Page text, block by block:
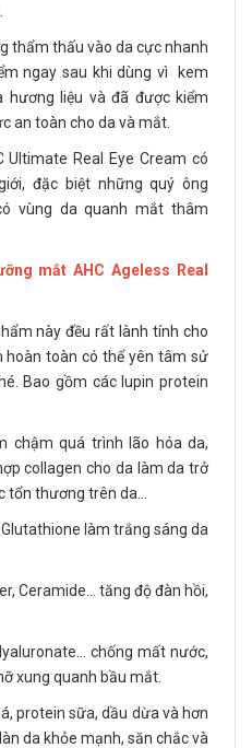
thẩm thấu vào da cực nhanh
ngay sau khi dùng vì kem
hương liệu và đã được kiểm
an toàn cho da và mắt.
Real Eye Cream có
đặc biệt những quý ông
vùng da quanh mắt thâm
mắt AHC Ageless Real
này đều rất lành tính cho
hoàn toàn có thể yên tâm sử
Bao gồm các lupin protein
chậm quá trình lão hóa da,
collagen cho da làm da trở
tổn thương trên da…
làm trắng sáng da
Ceramide… tăng độ đàn hồi,
chống mất nước,
xung quanh bầu mắt.
protein sữa, dầu dừa và hơn
da khỏe mạnh, săn chắc và